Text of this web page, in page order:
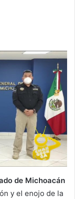
de Michoacán
y el enojo de la